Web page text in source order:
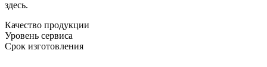
здесь.
Качество продукции
Уровень сервиса
Срок изготовления